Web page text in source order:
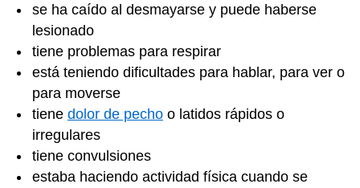
se ha caído al desmayarse y puede haberse
lesionado
tiene problemas para respirar
está teniendo dificultades para hablar, para ver o
para moverse
tiene dolor de pecho o latidos rápidos o
irregulares
tiene convulsiones
estaba haciendo actividad física cuando se